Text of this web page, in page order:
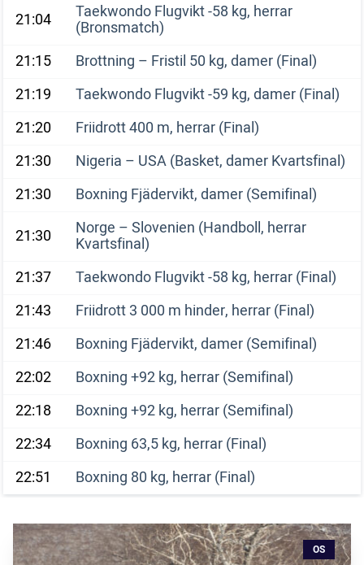
21:04
Taekwondo Flugvikt -58 kg, herrar
(Bronsmatch)
21:15
Brottning – Fristil 50 kg, damer (Final)
21:19
Taekwondo Flugvikt -59 kg, damer (Final)
21:20
Friidrott 400 m, herrar (Final)
21:30
Nigeria – USA (Basket, damer Kvartsfinal)
21:30
Boxning Fjädervikt, damer (Semifinal)
21:30
Norge – Slovenien (Handboll, herrar
Kvartsfinal)
21:37
Taekwondo Flugvikt -58 kg, herrar (Final)
21:43
Friidrott 3 000 m hinder, herrar (Final)
21:46
Boxning Fjädervikt, damer (Semifinal)
22:02
Boxning +92 kg, herrar (Semifinal)
22:18
Boxning +92 kg, herrar (Semifinal)
22:34
Boxning 63,5 kg, herrar (Final)
22:51
Boxning 80 kg, herrar (Final)
OS